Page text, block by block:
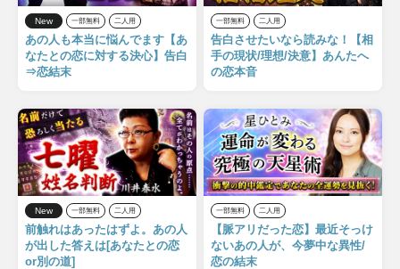
New 一部無料 二人用
あの人も本当に悩んでます【あ
なたとの恋に対する決心】告白
⇒恋結末
一部無料 二人用
告白させたいなら読みな！【相
手の現状/理想/決意】あんたへ
の恋本音
New 一部無料 二人用
前触れはあったはずよ。あの人
が出した答えは[あなたとの恋
or別の道]
一部無料 二人用
【脈アリだった恋】最近そっけ
ないあの人が、今夢中な異性/
恋の結末